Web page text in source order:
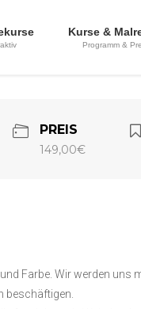
Kurse &
Programm &
PREIS
149,00€
Farbe. Wir werden uns
beschäftigen.